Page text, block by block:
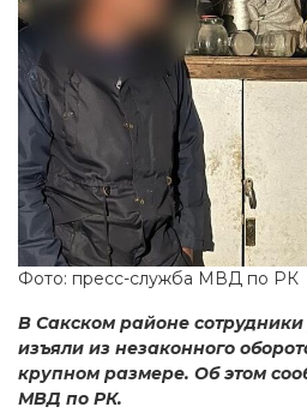
Фото: пресс-служба МВД по РК
В Сакском районе сотрудники
изъяли из незаконного
крупном размере. Об этом
МВД по РК.